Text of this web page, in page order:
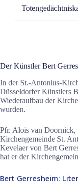
Der Künstler Bert
In der St.-Antonius-
Düsseldorfer Künstlers
Wiederaufbau der
wurden.
Pfr. Alois van Doornick,
Kirchengemeinde St.
Kevelaer von Bert
hat er der
Bert Gerresheim: